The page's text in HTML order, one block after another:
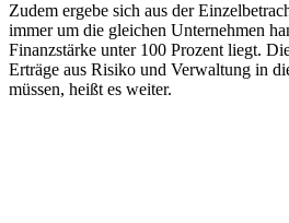
Zudem ergebe sich aus der
immer um die gleichen Unternehmen
Finanzstärke unter 100 Prozent liegt.
Erträge aus Risiko und Verwaltung in
müssen, heißt es weiter.